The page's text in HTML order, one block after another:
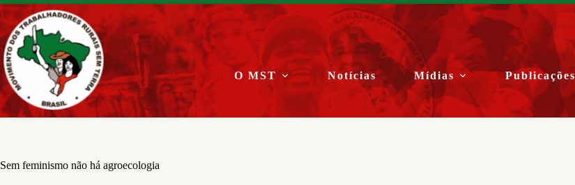
Pular
para
o
conteúdo
O MST Notícias Mídias Publicações
Sem feminismo não há agroecologia